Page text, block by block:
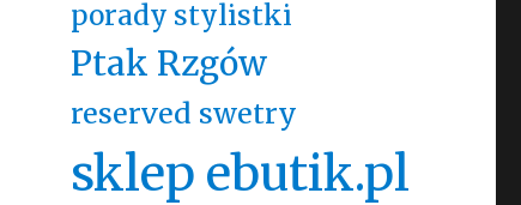
porady stylistki
Ptak Rzgów
reserved swetry
sklep ebutik.pl